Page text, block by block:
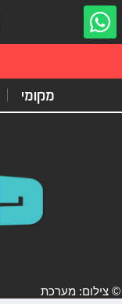
מקומי
© צילום: מערכת